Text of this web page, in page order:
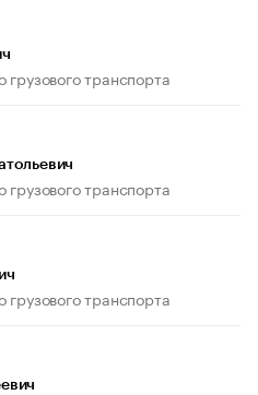
грузового транспорта
грузового транспорта
грузового транспорта